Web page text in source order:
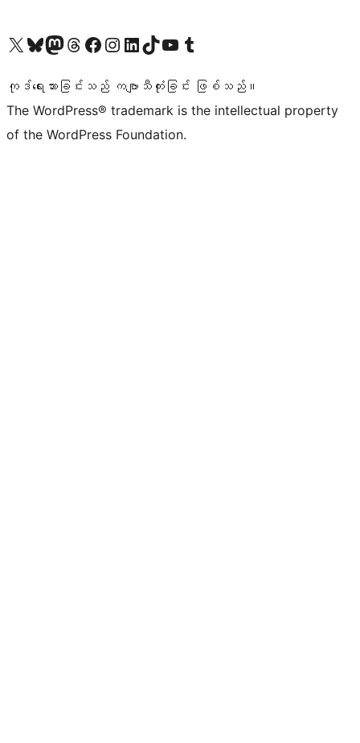
ကျွန်ုပ်တို့၏ X (ယခင် Twitter) အကောင့်သို့ သွားရောက်ကြည့်ရှုပါကျွန်ုပ်တို့၏ Bluesky အကောင့်သို့ ဝင်ရောက်ကြည့်ရှုရန်
ကျွန်ုပ်တို့၏ Mastodon အကောင့်သို့ သွားရောက်ကြည့်ရှုပါကျွန်ုပ်တို့၏ Threads အကောင့်သို့ ဝင်ရောက်ကြည့်ရှုရန်
ကျွန်ုပ်တို့၏ Facebook စာမျက်နှာသို့ သွားရောက်ကြည့်ရှုပါကျွန်ုပ်တို့၏ Instagram အကောင့်သို့ သွားရောက်ကြည့်ရှုပါ ကျွန်ုပ်တို့၏ LinkedIn အကောင့်သို့ သွားရောက်ကြည့်ရှုပါကျွန်ုပ်တို့၏ TikTok အကောင့်သို့ ဝင်ရောက်ကြည့်ရှုရန်
ကျွန်ုပ်တို့၏ YouTube ချန်နယ်သို့ သွားရောက်ကြည့်ရှုပါ ကျွန်ုပ်တို့၏ Tumblr အကောင့်သို့ ဝင်ရောက်ကြည့်ရှုရန်
ကုဒ်ရေးသားခြင်းသည် ကဗျာသီကုံးခြင်း ဖြစ်သည်။
The WordPress® trademark is the intellectual property
of the WordPress Foundation.